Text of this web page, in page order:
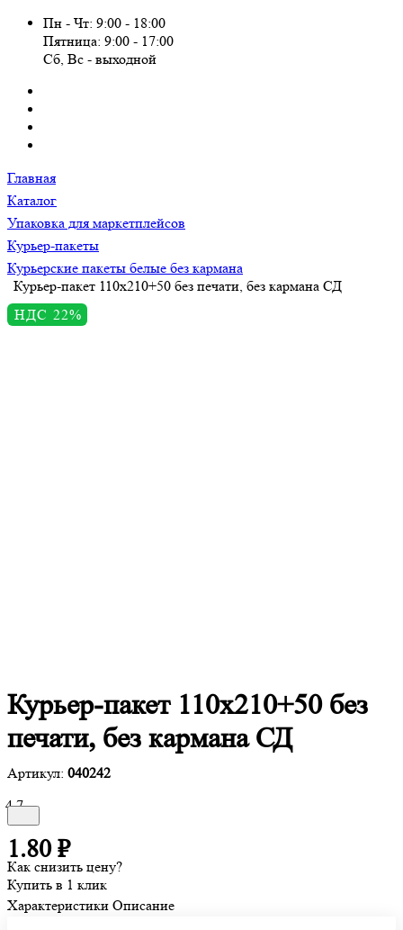
Пн - Чт: 9:00 - 18:00
Пятница: 9:00 - 17:00
Сб, Вc - выходной
Главная
Каталог
Упаковка для маркетплейсов
Курьер-пакеты
Курьерские пакеты белые без кармана
Курьер-пакет 110х210+50 без печати, без кармана СД
НДС 22%
Курьер-пакет 110х210+50 без
печати, без кармана СД
Артикул: 040242
4.7
1.80 ₽
Как снизить цену?
Купить в 1 клик
Характеристики Описание